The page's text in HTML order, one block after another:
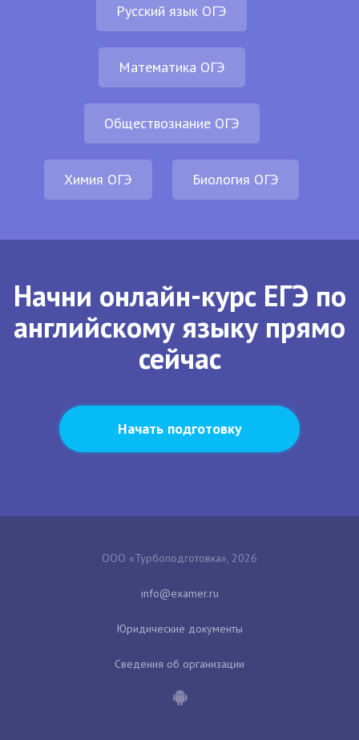
Русский язык ОГЭ
Математика ОГЭ
Обществознание ОГЭ
Химия ОГЭ Биология ОГЭ
Начни онлайн-курс ЕГЭ по
английскому языку прямо
сейчас
Начать подготовку
ООО «Турбоподготовка», 2026
Юридические документы
Сведения об организации